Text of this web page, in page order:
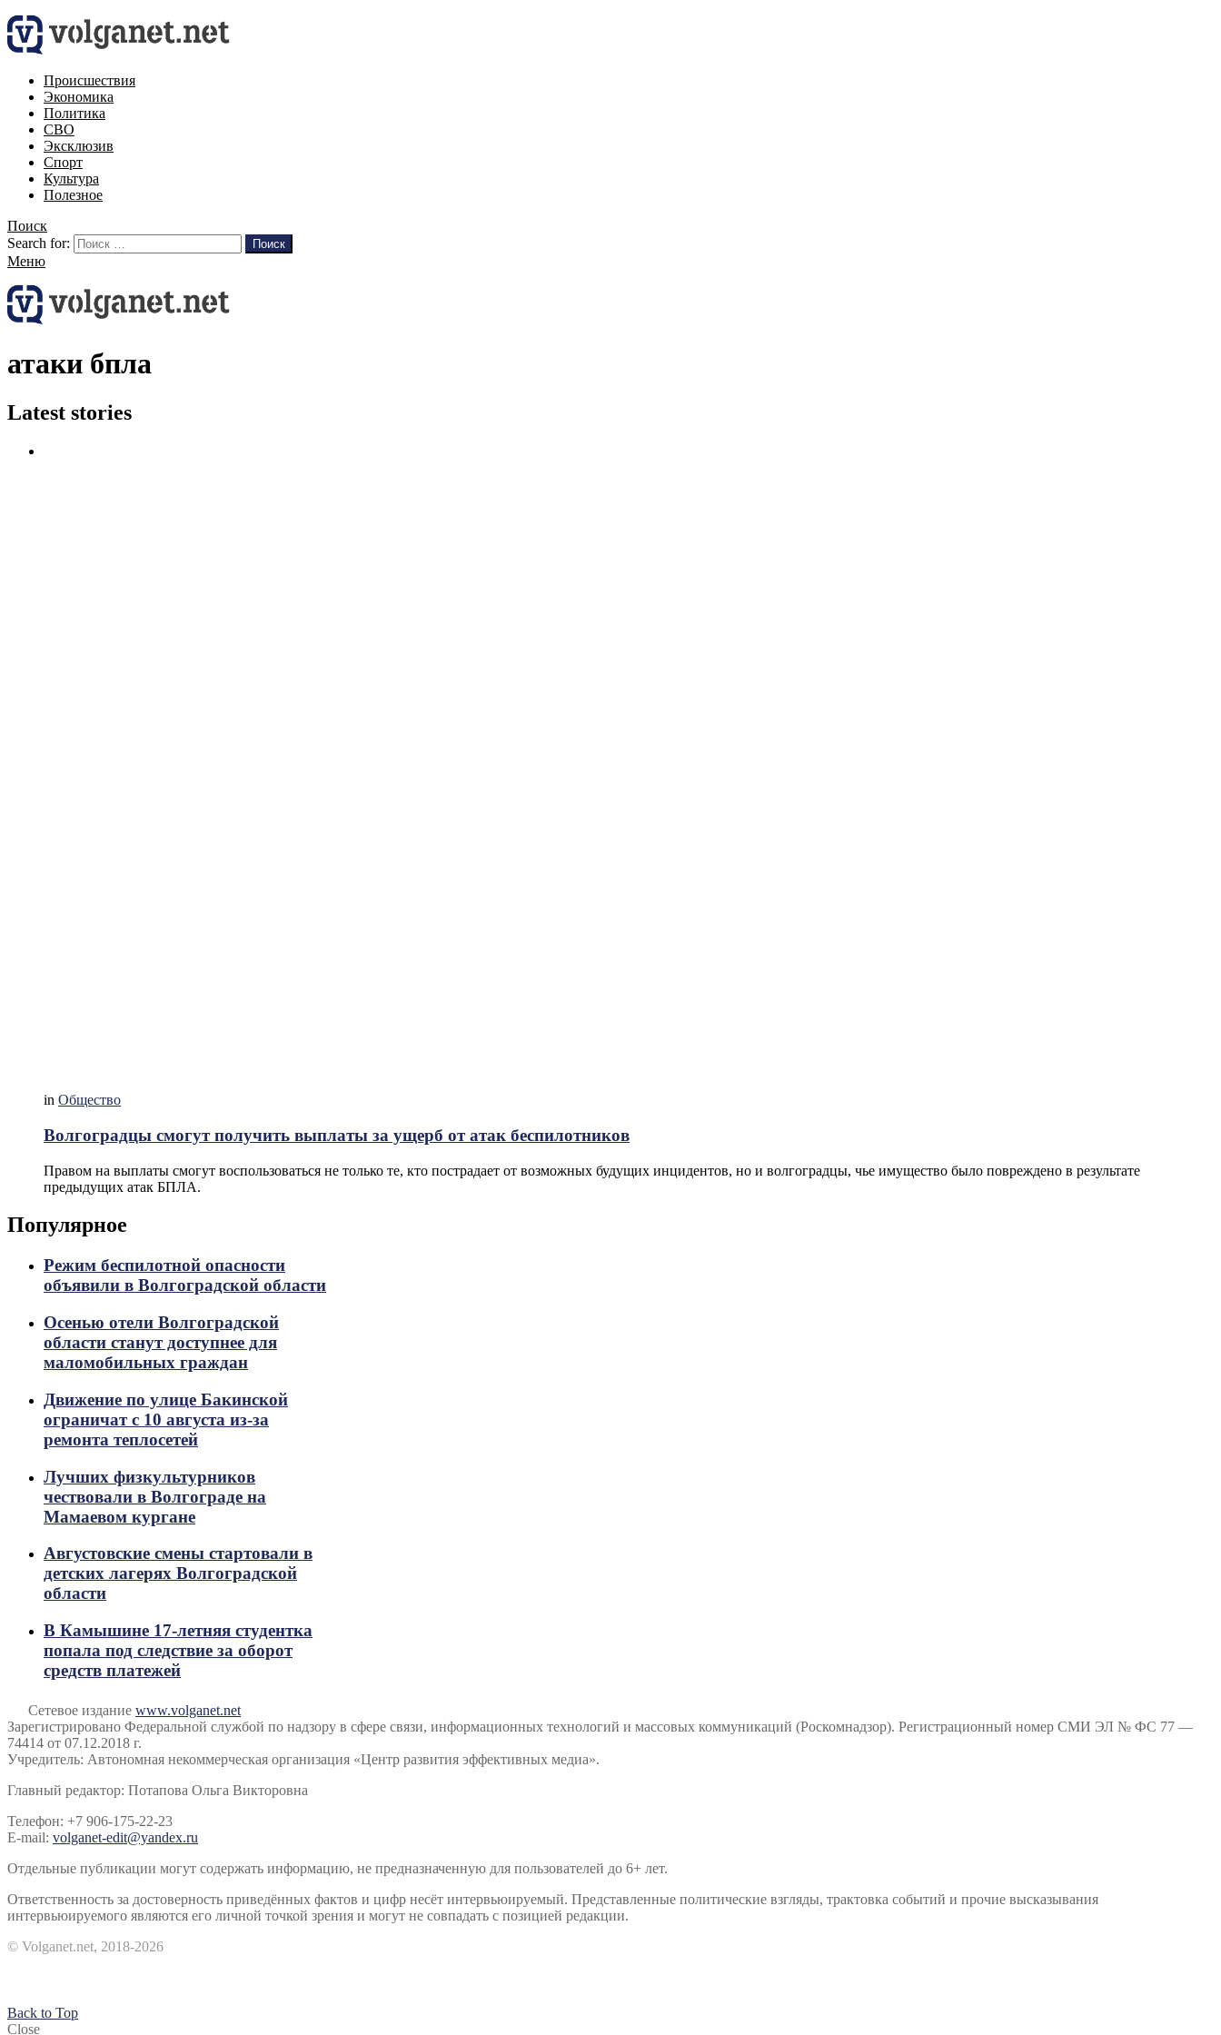
Происшествия
Экономика
Политика
СВО
Эксклюзив
Спорт
Культура
Полезное
Поиск
Search for:
Поиск
Меню
атаки бпла
Latest stories
in Общество
Волгоградцы смогут получить выплаты за ущерб от атак беспилотников
Правом на выплаты смогут воспользоваться не только те, кто пострадает от возможных будущих инцидентов, но и волгоградцы, чье имущество было повреждено в результате
предыдущих атак БПЛА.
Популярное
Режим беспилотной опасности
объявили в Волгоградской области
Осенью отели Волгоградской
области станут доступнее для
маломобильных граждан
Движение по улице Бакинской
ограничат с 10 августа из-за
ремонта теплосетей
Лучших физкультурников
чествовали в Волгограде на
Мамаевом кургане
Августовские смены стартовали в
детских лагерях Волгоградской
области
В Камышине 17-летняя студентка
попала под следствие за оборот
средств платежей
Сетевое издание www.volganet.net
Зарегистрировано Федеральной службой по надзору в сфере связи, информационных технологий и массовых коммуникаций (Роскомнадзор). Регистрационный номер СМИ ЭЛ № ФС 77 —
74414 от 07.12.2018 г.
Учредитель: Автономная некоммерческая организация «Центр развития эффективных медиа».
Главный редактор: Потапова Ольга Викторовна
Телефон: +7 906-175-22-23
E-mail: volganet-edit@yandex.ru
Отдельные публикации могут содержать информацию, не предназначенную для пользователей до 6+ лет.
Ответственность за достоверность приведённых фактов и цифр несёт интервьюируемый. Представленные политические взгляды, трактовка событий и прочие высказывания
интервьюируемого являются его личной точкой зрения и могут не совпадать с позицией редакции.
© Volganet.net, 2018-2026
Back to Top
Close